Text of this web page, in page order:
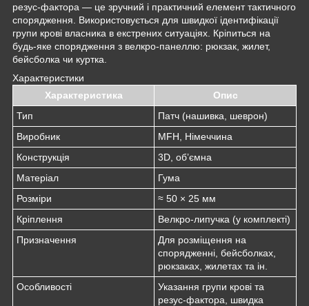
резус-фактора — це зручний і практичний елемент тактичного
спорядження. Використовується для швидкої ідентифікації
групи крові власника в екстрених ситуаціях. Кріпиться на
будь-яке спорядження з велкро-панеллю: рюкзак, жилет,
бейсболка чи куртка.
Характеристики
Характеристика
Опис
Тип
Патч (нашивка, шеврон)
Виробник
MFH, Німеччина
Конструкція
3D, об’ємна
Матеріал
Гума
Розміри
≈ 50 × 25 мм
Кріплення
Велкро-липучка (у комплекті)
Призначення
Для розміщення на
спорядженні, бейсболках,
рюкзаках, жилетах та ін.
Особливості
Указання групи крові та
резус-фактора, швидка